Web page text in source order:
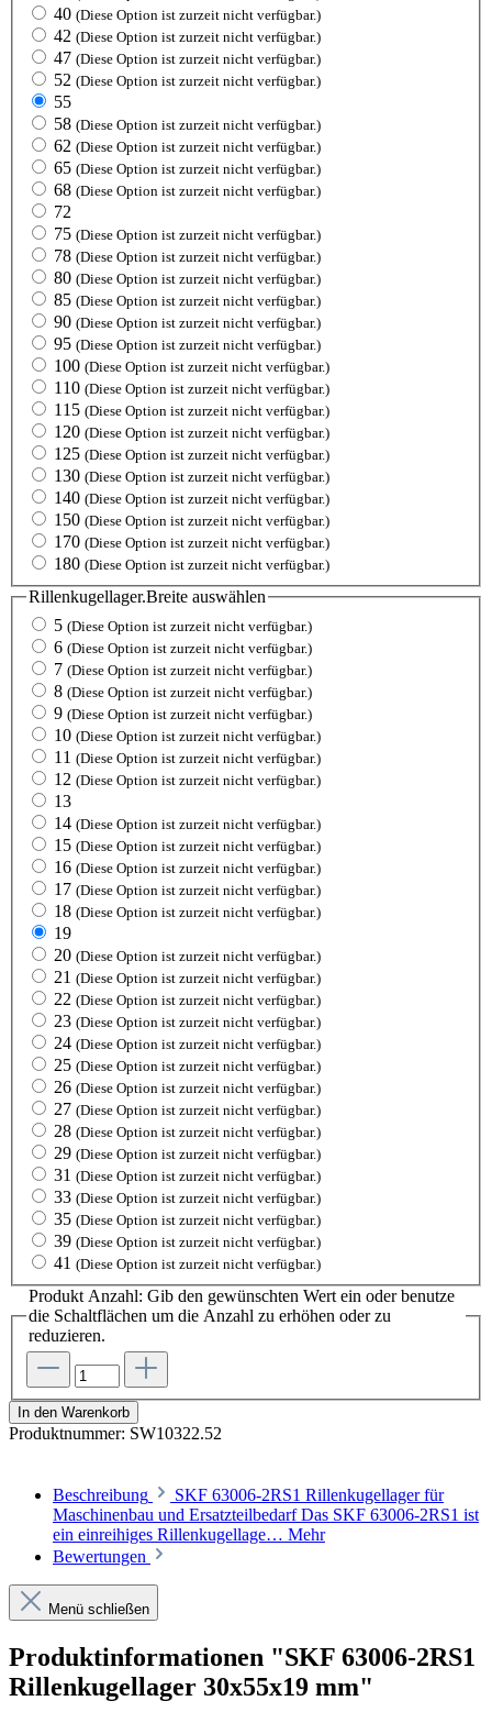
40 (Diese Option ist zurzeit nicht verfügbar.)
42 (Diese Option ist zurzeit nicht verfügbar.)
47 (Diese Option ist zurzeit nicht verfügbar.)
52 (Diese Option ist zurzeit nicht verfügbar.)
55
58 (Diese Option ist zurzeit nicht verfügbar.)
62 (Diese Option ist zurzeit nicht verfügbar.)
65 (Diese Option ist zurzeit nicht verfügbar.)
68 (Diese Option ist zurzeit nicht verfügbar.)
72
75 (Diese Option ist zurzeit nicht verfügbar.)
78 (Diese Option ist zurzeit nicht verfügbar.)
80 (Diese Option ist zurzeit nicht verfügbar.)
85 (Diese Option ist zurzeit nicht verfügbar.)
90 (Diese Option ist zurzeit nicht verfügbar.)
95 (Diese Option ist zurzeit nicht verfügbar.)
100 (Diese Option ist zurzeit nicht verfügbar.)
110 (Diese Option ist zurzeit nicht verfügbar.)
115 (Diese Option ist zurzeit nicht verfügbar.)
120 (Diese Option ist zurzeit nicht verfügbar.)
125 (Diese Option ist zurzeit nicht verfügbar.)
130 (Diese Option ist zurzeit nicht verfügbar.)
140 (Diese Option ist zurzeit nicht verfügbar.)
150 (Diese Option ist zurzeit nicht verfügbar.)
170 (Diese Option ist zurzeit nicht verfügbar.)
180 (Diese Option ist zurzeit nicht verfügbar.)
Rillenkugellager.Breite auswählen
5 (Diese Option ist zurzeit nicht verfügbar.)
6 (Diese Option ist zurzeit nicht verfügbar.)
7 (Diese Option ist zurzeit nicht verfügbar.)
8 (Diese Option ist zurzeit nicht verfügbar.)
9 (Diese Option ist zurzeit nicht verfügbar.)
10 (Diese Option ist zurzeit nicht verfügbar.)
11 (Diese Option ist zurzeit nicht verfügbar.)
12 (Diese Option ist zurzeit nicht verfügbar.)
13
14 (Diese Option ist zurzeit nicht verfügbar.)
15 (Diese Option ist zurzeit nicht verfügbar.)
16 (Diese Option ist zurzeit nicht verfügbar.)
17 (Diese Option ist zurzeit nicht verfügbar.)
18 (Diese Option ist zurzeit nicht verfügbar.)
19
20 (Diese Option ist zurzeit nicht verfügbar.)
21 (Diese Option ist zurzeit nicht verfügbar.)
22 (Diese Option ist zurzeit nicht verfügbar.)
23 (Diese Option ist zurzeit nicht verfügbar.)
24 (Diese Option ist zurzeit nicht verfügbar.)
25 (Diese Option ist zurzeit nicht verfügbar.)
26 (Diese Option ist zurzeit nicht verfügbar.)
27 (Diese Option ist zurzeit nicht verfügbar.)
28 (Diese Option ist zurzeit nicht verfügbar.)
29 (Diese Option ist zurzeit nicht verfügbar.)
31 (Diese Option ist zurzeit nicht verfügbar.)
33 (Diese Option ist zurzeit nicht verfügbar.)
35 (Diese Option ist zurzeit nicht verfügbar.)
39 (Diese Option ist zurzeit nicht verfügbar.)
41 (Diese Option ist zurzeit nicht verfügbar.)
Produkt Anzahl: Gib den gewünschten Wert ein oder benutze
die Schaltflächen um die Anzahl zu erhöhen oder zu
reduzieren.
In den Warenkorb
Produktnummer: SW10322.52
Beschreibung
SKF 63006-2RS1 Rillenkugellager für
Maschinenbau und Ersatzteilbedarf Das SKF 63006-2RS1 ist
ein einreihiges Rillenkugellage… Mehr
Bewertungen
Menü schließen
Produktinformationen "SKF 63006-2RS1
Rillenkugellager 30x55x19 mm"